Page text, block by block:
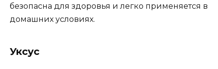
безопасна для здоровья и легко применяется в
домашних условиях.
Уксус